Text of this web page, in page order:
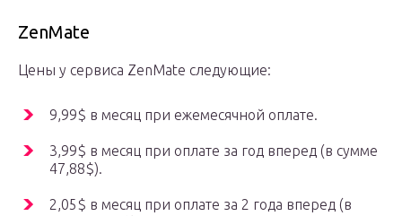
ZenMate
Цены у сервиса ZenMate следующие:
9,99$ в месяц при ежемесячной оплате.
3,99$ в месяц при оплате за год вперед (в сумме
47,88$).
2,05$ в месяц при оплате за 2 года вперед (в